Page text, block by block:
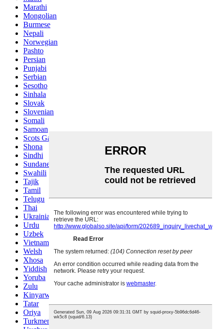
Marathi
Mongolian
Burmese
Nepali
Norwegian
Pashto
Persian
Punjabi
Serbian
Sesotho
Sinhala
Slovak
Slovenian
Somali
Samoan
Scots Gaelic
Shona
Sindhi
Sundanese
Swahili
Tajik
Tamil
Telugu
Thai
Ukrainian
Urdu
Uzbek
Vietnamese
Welsh
Xhosa
Yiddish
Yoruba
Zulu
Kinyarwanda
Tatar
Oriya
Turkmen